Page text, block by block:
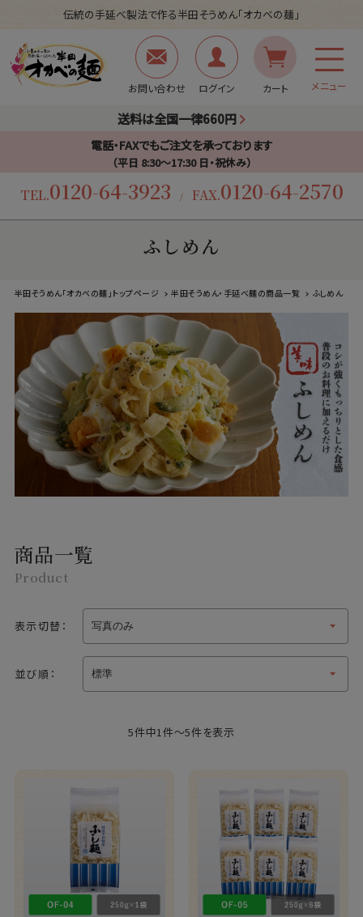
伝統の手延べ製法で作る半田そうめん「オカベの麺」
お問い合わせ ログイン カート メニュー
送料は全国一律660円
電話・FAXでもご注文を承っております
（平日 8:30〜17:30 日・祝休み）
TEL.0120-64-3923 / FAX.0120-64-2570
半田そうめん「オカベの麺」トップページ 半田そうめん・手延べ麺の商品一覧 ふしめん
ふしめん
商品一覧
Product
表示切替：
並び順：
5件中1件～5件を表示